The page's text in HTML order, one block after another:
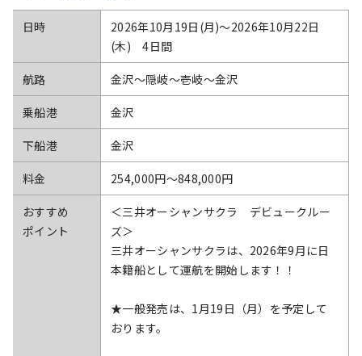
日時
2026年10月19日(月)〜2026年10月22日
(木) 4日間
航路 金沢～隠岐～壱岐～金沢
乗船港 金沢
下船港 金沢
料金 254,000円〜848,000円
おすすめ
ポイント
＜三井オーシャンサクラ デビュークルー
ズ＞
三井オーシャンサクラは、2026年9月に日
本籍船として運航を開始します！！
★一般発売は、1月19日（月）を予定して
おります。